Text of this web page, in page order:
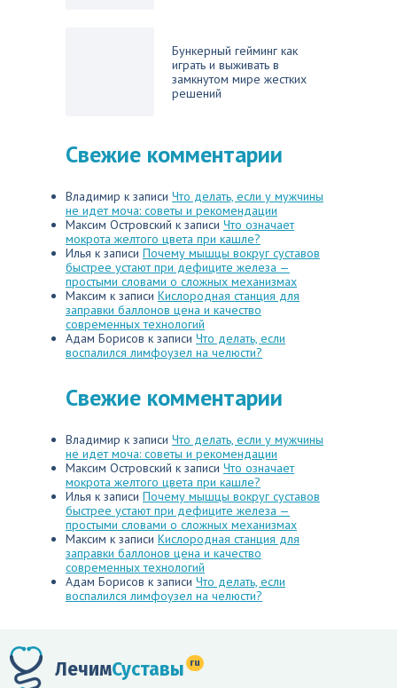
Бункерный гейминг как
играть и выживать в
замкнутом мире жестких
решений
Свежие комментарии
Владимир к записи Что делать, если у мужчины
не идет моча: советы и рекомендации
Максим Островский к записи Что означает
мокрота желтого цвета при кашле?
Илья к записи Почему мышцы вокруг суставов
быстрее устают при дефиците железа —
простыми словами о сложных механизмах
Максим к записи Кислородная станция для
заправки баллонов цена и качество
современных технологий
Адам Борисов к записи Что делать, если
воспалился лимфоузел на челюсти?
Свежие комментарии
Владимир к записи Что делать, если у мужчины
не идет моча: советы и рекомендации
Максим Островский к записи Что означает
мокрота желтого цвета при кашле?
Илья к записи Почему мышцы вокруг суставов
быстрее устают при дефиците железа —
простыми словами о сложных механизмах
Максим к записи Кислородная станция для
заправки баллонов цена и качество
современных технологий
Адам Борисов к записи Что делать, если
воспалился лимфоузел на челюсти?
ЛечимСуставы ru